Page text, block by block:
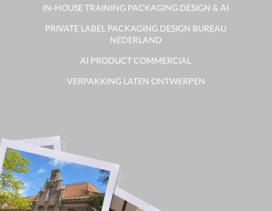
IN-HOUSE TRAINING PACKAGING DESIGN & AI
PRIVATE LABEL PACKAGING DESIGN BUREAU
NEDERLAND
AI PRODUCT COMMERCIAL
VERPAKKING LATEN ONTWERPEN